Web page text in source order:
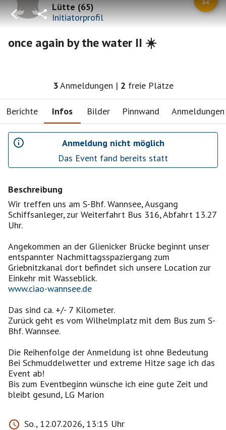
Lütte(65)
Initiatorprofil
once again by the water II ☀️
3Anmeldungen | 2 freie Plätze
Berichte Infos Bilder Pinnwand Anmeldungen
Anmeldung nicht möglich
Das Event fand bereits statt
Beschreibung
Wir treffen uns am S-Bhf. Wannsee, Ausgang
Schiffsanleger, zur Weiterfahrt Bus 316, Abfahrt 13.27
Uhr.
Angekommen an der Glienicker Brücke beginnt unser
entspannter Nachmittagsspaziergang zum
Griebnitzkanal dort befindet sich unsere Location zur
www.ciao-wannsee.de
Das sind ca. +/- 7 Kilometer.
Zurück geht es vom Wilhelmplatz mit dem Bus zum S-
Bhf. Wannsee.
Die Reihenfolge der Anmeldung ist ohne Bedeutung
Bei Schmuddelwetter und extreme Hitze sage ich das
Event ab!
Bis zum Eventbeginn wünsche ich eine gute Zeit und
bleibt gesund, LG Marion
So., 12.07.2026, 13:15 Uhr